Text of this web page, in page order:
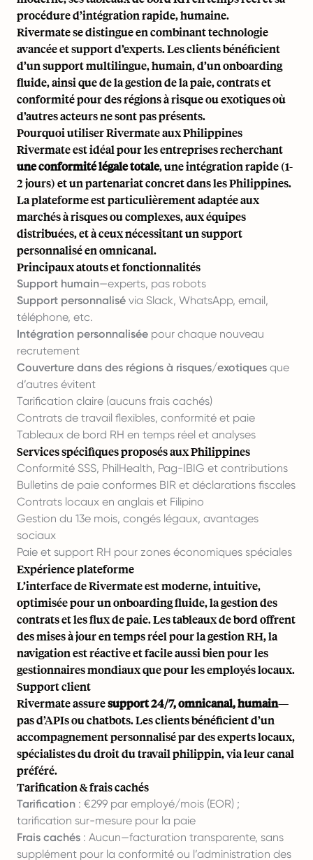
procédure d’intégration rapide, humaine.
Rivermate se distingue en combinant technologie
avancée et support d’experts. Les clients bénéficient
d’un support multilingue, humain, d’un onboarding
fluide, ainsi que de la gestion de la paie, contrats et
conformité pour des régions à risque ou exotiques où
d’autres acteurs ne sont pas présents.
Pourquoi utiliser Rivermate aux Philippines
Rivermate est idéal pour les entreprises recherchant
une conformité légale totale, une intégration rapide (1-
2 jours) et un partenariat concret dans les Philippines.
La plateforme est particulièrement adaptée aux
marchés à risques ou complexes, aux équipes
distribuées, et à ceux nécessitant un support
personnalisé en omnicanal.
Principaux atouts et fonctionnalités
Support humain—experts, pas robots
Support personnalisé via Slack, WhatsApp, email,
téléphone, etc.
Intégration personnalisée pour chaque nouveau
recrutement
Couverture dans des régions à risques/exotiques que
d’autres évitent
Tarification claire (aucuns frais cachés)
Contrats de travail flexibles, conformité et paie
Tableaux de bord RH en temps réel et analyses
Services spécifiques proposés aux Philippines
Conformité SSS, PhilHealth, Pag-IBIG et contributions
Bulletins de paie conformes BIR et déclarations fiscales
Contrats locaux en anglais et Filipino
Gestion du 13e mois, congés légaux, avantages
sociaux
Paie et support RH pour zones économiques spéciales
Expérience plateforme
L’interface de Rivermate est moderne, intuitive,
optimisée pour un onboarding fluide, la gestion des
contrats et les flux de paie. Les tableaux de bord offrent
des mises à jour en temps réel pour la gestion RH, la
navigation est réactive et facile aussi bien pour les
gestionnaires mondiaux que pour les employés locaux.
Support client
Rivermate assuresupport 24/7, omnicanal, humain—
pas d’APIs ou chatbots. Les clients bénéficient d’un
accompagnement personnalisé par des experts locaux,
spécialistes du droit du travail philippin, via leur canal
préféré.
Tarification & frais cachés
Tarification : €299 par employé/mois (EOR) ;
tarification sur-mesure pour la paie
Frais cachés : Aucun—facturation transparente, sans
supplément pour la conformité ou l’administration des